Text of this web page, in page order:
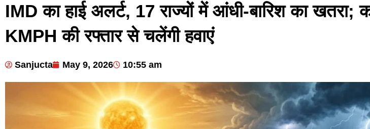
IMD का हाई अलर्ट, 17 राज्यों में आंधी-बारिश का खतरा;
KMPH की रफ्तार से चलेंगी हवाएं
Sanjucta May 9, 2026 10:55 am